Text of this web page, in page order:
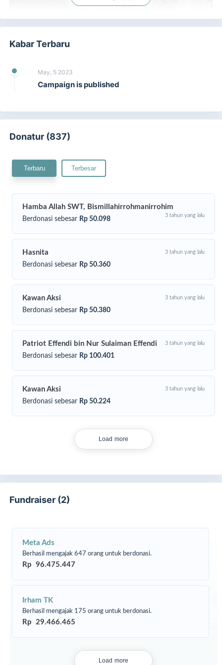
Sayangnya kondisi Masjid yang belum sempurna,sholat
krikil, dahi merasa sakit setiap kali sujud menempel lantai
belum adanya listrik, terpasak penerangan hanya dengan lilin.
Masjid Banghana butuh material lantai berupa granit agar
jamaah Banghana bisa sholat dengan nyaman.
Rasulullah shallallahu ‘alaihi wa sallam bersabda:“Barangsiapa
membangun masjid karena Allah, kecil atau besar, maka Allah
membangun baginya rumah di surga”.
Yuk berpartisipasi dalam program patungan lantai Masjid
Banghana. Semoga jadi amal jariyah. Aamiin.
1. Klik tombol “SEDEKAH SEKARANG”
2. Masukkan nominal donasi
3. Pilih metode pembayaran QRIS, Metode Transfer (BCA,
BNI, Mandiri, BCA, BRI, BSI) dan transfer ke no. rekening yang
semakin banyak yang turut ikut berbuat kebaikan.
Semoga sedekah yang kita keluarkan bisa memberikan
memberikan kebahagiaan bagi penerima manfaat. Aamiin.
Kabar Terbaru
May, 5 2023
Campaign is published
Donatur (837)
Terbaru Terbesar
Hamba Allah SWT, Bismillahirrohmanirrohim
3 tahun yang lalu
Berdonasi sebesar Rp 50.098
Hasnita 3 tahun yang lalu
Berdonasi sebesar Rp 50.360
Kawan Aksi 3 tahun yang lalu
Berdonasi sebesar Rp 50.380
Patriot Effendi bin Nur Sulaiman Effendi 3 tahun yang lalu
Berdonasi sebesar Rp 100.401
Kawan Aksi 3 tahun yang lalu
Berdonasi sebesar Rp 50.224
Load more
Fundraiser (2)
Meta Ads
Berhasil mengajak 647 orang untuk berdonasi.
Rp 96.475.447
Irham TK
Berhasil mengajak 175 orang untuk berdonasi.
Rp 29.466.465
Load more